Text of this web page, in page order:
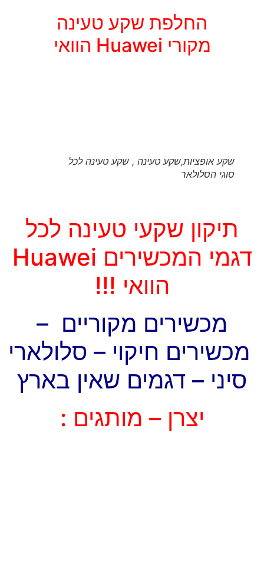
החלפת שקע טעינה
מקורי Huawei הוואי
שקע אופציות,שקע טעינה , שקע טעינה לכל
סוגי הסלולאר
תיקון שקעי טעינה לכל
דגמי המכשירים Huawei
הוואי !!!
מכשירים מקוריים –
מכשירים חיקוי – סלולארי
סיני – דגמים שאין בארץ
יצרן – מותגים :